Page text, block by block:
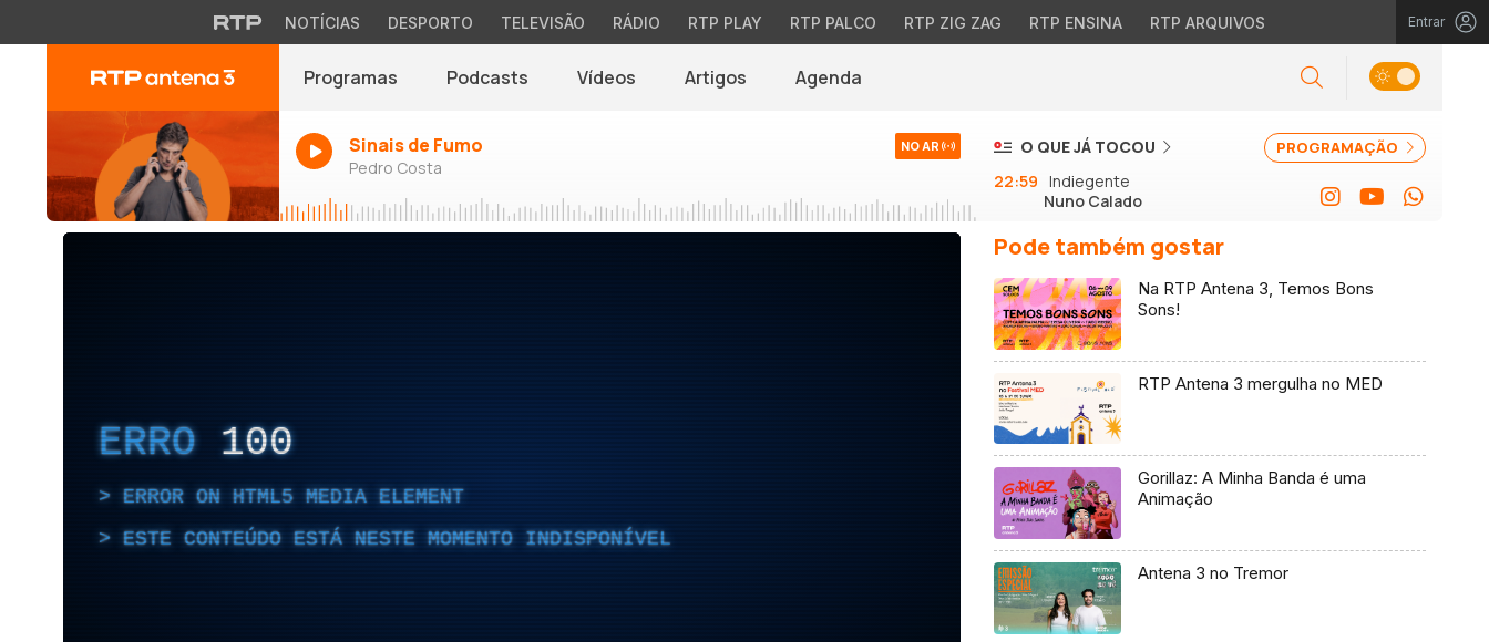
NOTÍCIAS DESPORTO TELEVISÃO RÁDIO RTP PLAY RTP PALCO RTP ZIG ZAG RTP ENSINA RTP ARQUIVOS Entrar
Programas Podcasts Vídeos Artigos Agenda
Sinais de Fumo
Pedro Costa
NO AR PROGRAMAÇÃO
O QUE JÁ TOCOU
22:59 Indiegente
Nuno Calado
Pode também gostar
Na RTP Antena 3, Temos Bons
Sons!
RTP Antena 3 mergulha no MED
Gorillaz: A Minha Banda é uma
Animação
Antena 3 no Tremor